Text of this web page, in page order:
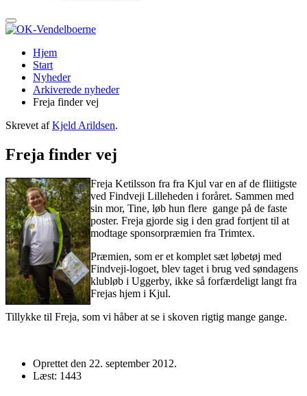
Hjem
Start
Nyheder
Arkiverede nyheder
Freja finder vej
Skrevet afKjeld Arildsen.
Freja finder vej
Freja Ketilsson fra fra Kjul var en af de fliitigste
ved Findveji Lilleheden i foråret. Sammen med
sin mor, Tine, løb hun flere gange på de faste
poster. Freja gjorde sig i den grad fortjent til at
modtage sponsorpræmien fra Trimtex.
Præmien, som er et komplet sæt løbetøj med
Findveji-logoet, blev taget i brug ved søndagens
klubløb i Uggerby, ikke så forfærdeligt langt fra
Frejas hjem i Kjul.
Tillykke til Freja, som vi håber at se i skoven rigtig mange gange.
Oprettet den 22. september 2012.
Læst: 1443